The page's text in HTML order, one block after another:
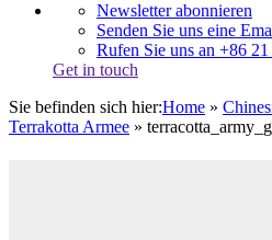
Newsletter abonnieren
Senden Sie uns eine
Rufen Sie uns an +86 21
Get in touch
Sie befinden sich hier:Home »
Terrakotta Armee »